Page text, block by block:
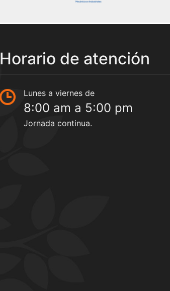
Horario de atención
Lunes a viernes de
8:00 am a 5:00 pm
Jornada continua.